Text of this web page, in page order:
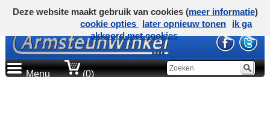
Menu (0)
Deze website maakt gebruik van cookies (meer informatie)
cookie opties
later opnieuw tonen
ik ga
akkoord met cookies